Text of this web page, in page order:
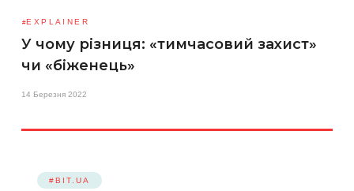
EXPLAINER
У чому різниця: «тимчасовий захист»
чи «біженець»
14 Березня 2022
#BIT.UA